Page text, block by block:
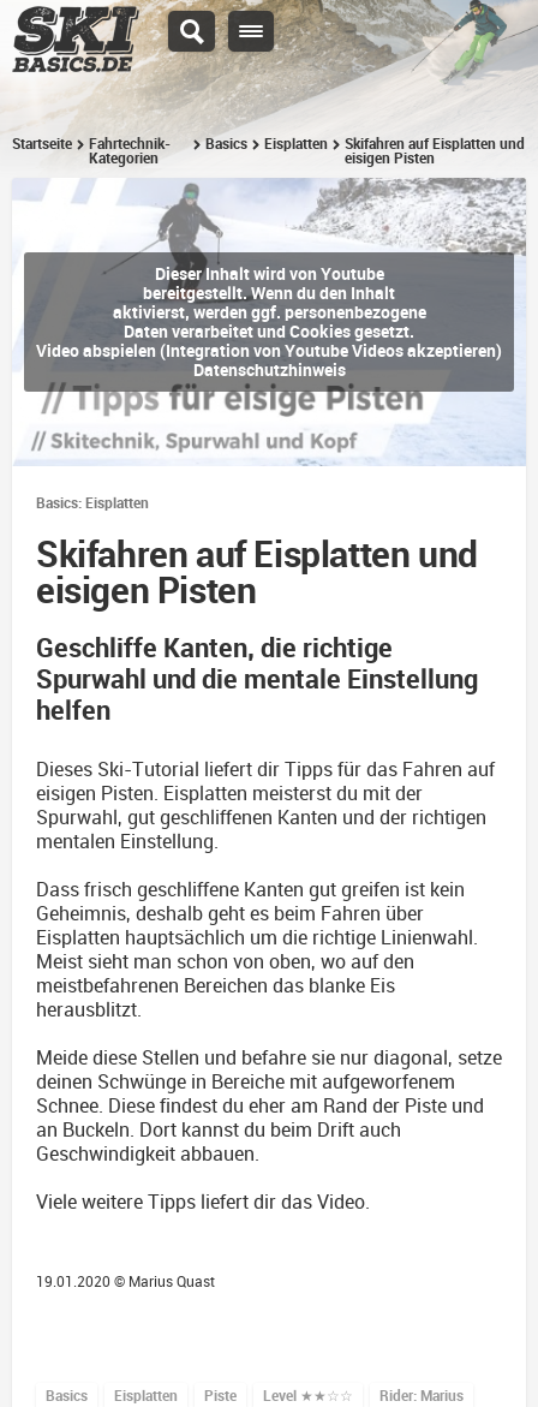
Startseite
Fahrtechnik-
Kategorien
Basics Eisplatten
Skifahren auf Eisplatten und
eisigen Pisten
Dieser Inhalt wird von Youtube
bereitgestellt. Wenn du den Inhalt
aktivierst, werden ggf. personenbezogene
Daten verarbeitet und Cookies gesetzt.
Video abspielen (Integration von Youtube Videos akzeptieren)
Datenschutzhinweis
Basics: Eisplatten
Skifahren auf Eisplatten und
eisigen Pisten
Geschliffe Kanten, die richtige
Spurwahl und die mentale Einstellung
helfen
Dieses Ski-Tutorial liefert dir Tipps für das Fahren auf
eisigen Pisten. Eisplatten meisterst du mit der
Spurwahl, gut geschliffenen Kanten und der richtigen
mentalen Einstellung.
Dass frisch geschliffene Kanten gut greifen ist kein
Geheimnis, deshalb geht es beim Fahren über
Eisplatten hauptsächlich um die richtige Linienwahl.
Meist sieht man schon von oben, wo auf den
meistbefahrenen Bereichen das blanke Eis
herausblitzt.
Meide diese Stellen und befahre sie nur diagonal, setze
deinen Schwünge in Bereiche mit aufgeworfenem
Schnee. Diese findest du eher am Rand der Piste und
an Buckeln. Dort kannst du beim Drift auch
Geschwindigkeit abbauen.
Viele weitere Tipps liefert dir das Video.
19.01.2020 © Marius Quast
Basics Eisplatten Piste Level ★★☆☆ Rider: Marius